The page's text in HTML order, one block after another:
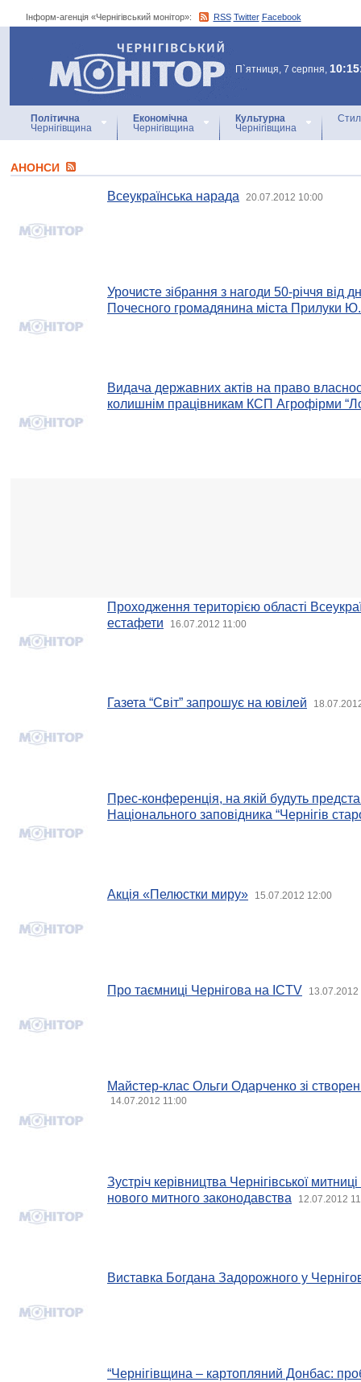
Інформ-агенція «Чернігівський монітор»: RSS Twitter Facebook
Інформ-агенція
«Чернігівський монітор»
П`ятниця, 7 серпня,
Політична
Чернігівщина
Економічна
Чернігівщина
Культурна
Чернігівщина
АНОНСИ
Всеукраїнська нарада 20.07.2012 10:00
Урочисте зібрання з нагоди 50-річчя від
Почесного громадянина міста Прилуки
Видача державних актів на право
колишнім працівникам КСП Агрофірми
Проходження територією області
естафети
16.07.2012 11:00
Газета “Світ” запрошує на ювілей
Прес-конференція, на якій будуть
Національного заповідника “Чернігів
Акція «Пелюстки миру» 15.07.2012 12:00
Про таємниці Чернігова на ICTV 13.07.2012
Майстер-клас Ольги Одарченко зі
14.07.2012 11:00
Зустріч керівництва Чернігівської
нового митного законодавства
12.07.2012
Виставка Богдана Задорожного у
“Чернігівщина – картопляний Донбас: